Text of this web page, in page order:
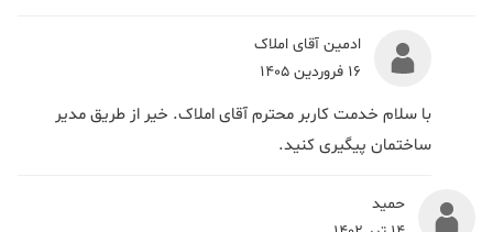
ادمین آقای املاک
16 فروردین 1405
با سلام خدمت کاربر محترم آقای املاک. خیر از طریق مدیر
ساختمان پیگیری کنید.
حمید